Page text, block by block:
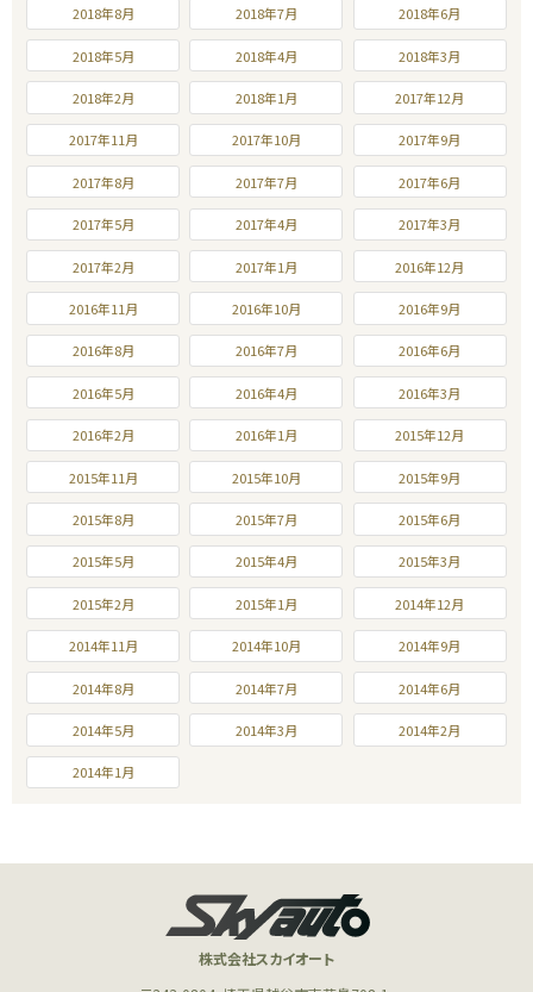
2018年8月 2018年7月 2018年6月
2018年5月 2018年4月 2018年3月
2018年2月 2018年1月 2017年12月
2017年11月 2017年10月 2017年9月
2017年8月 2017年7月 2017年6月
2017年5月 2017年4月 2017年3月
2017年2月 2017年1月 2016年12月
2016年11月 2016年10月 2016年9月
2016年8月 2016年7月 2016年6月
2016年5月 2016年4月 2016年3月
2016年2月 2016年1月 2015年12月
2015年11月 2015年10月 2015年9月
2015年8月 2015年7月 2015年6月
2015年5月 2015年4月 2015年3月
2015年2月 2015年1月 2014年12月
2014年11月 2014年10月 2014年9月
2014年8月 2014年7月 2014年6月
2014年5月 2014年3月 2014年2月
2014年1月
株式会社スカイオート